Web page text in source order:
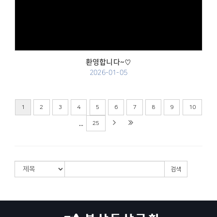
환영합니다~♡
2026-01-05
1 2 3 4 5 6 7 8 9 10
... 25
검색